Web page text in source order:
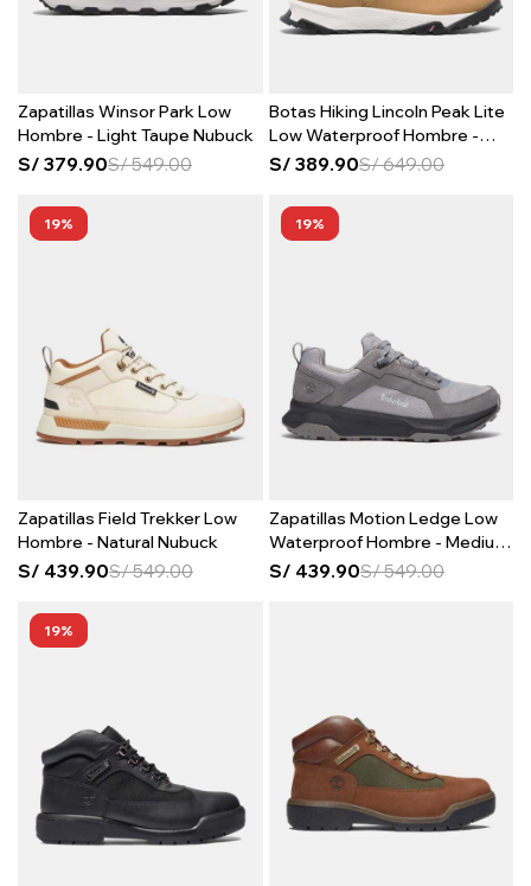
Zapatillas Winsor Park Low
Hombre - Light Taupe Nubuck
S/ 379.90S/549.00
Botas Hiking Lincoln Peak Lite
Low Waterproof Hombre -
Wheat Leather
S/ 389.90S/649.00
19
Zapatillas Field Trekker Low
Hombre - Natural Nubuck
S/ 439.90S/549.00
19
Zapatillas Motion Ledge Low
Waterproof Hombre - Medium
Grey Suede
S/ 439.90S/549.00
19